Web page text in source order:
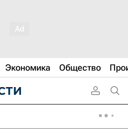
Экономика Общество